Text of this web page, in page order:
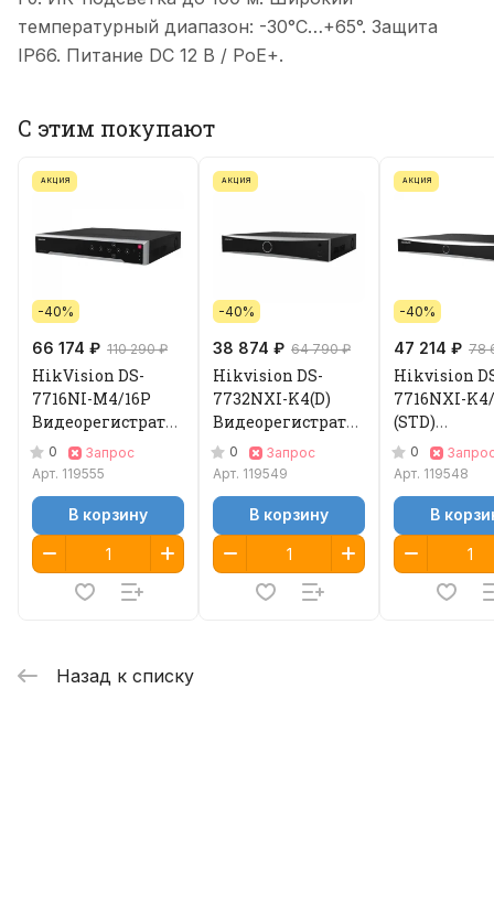
температурный диапазон: -30°C…+65°. Защита
IP66. Питание DC 12 В / PoE+.
С этим покупают
АКЦИЯ
-40%
66 174 ₽ 110 290 ₽
HikVision DS-
7716NI-M4/16P
Видеорегистратор
IP 0
Запрос
Арт. 119555
В корзину
АКЦИЯ
-40%
38 874 ₽ 64 790 ₽
Hikvision DS-
7732NXI-K4(D)
Видеорегистратор
IP 0
Запрос
Арт. 119549
В корзину
АКЦИЯ
-40%
47 214 ₽ 78
Hikvision
7716NXI-
(STD)
IP
0
Арт. 119548
В
Назад к списку